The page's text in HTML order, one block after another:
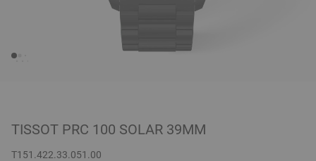
TISSOT PRC 100 SOLAR 39MM
T151.422.33.051.00